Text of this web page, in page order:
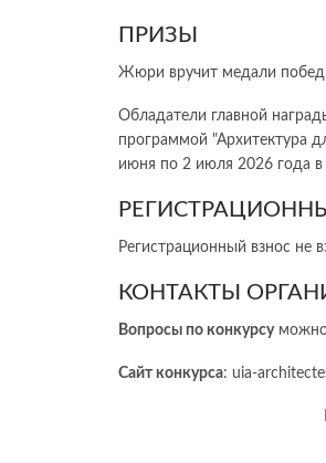
ПРИЗЫ
Жюри вручит медали
Обладатели главной
программой "Архитектура
июня по 2 июля 2026 года в
Регистрационный взнос не
КОНТАКТЫ
Вопросы по конкурсуможно
Сайт конкурса: uia-